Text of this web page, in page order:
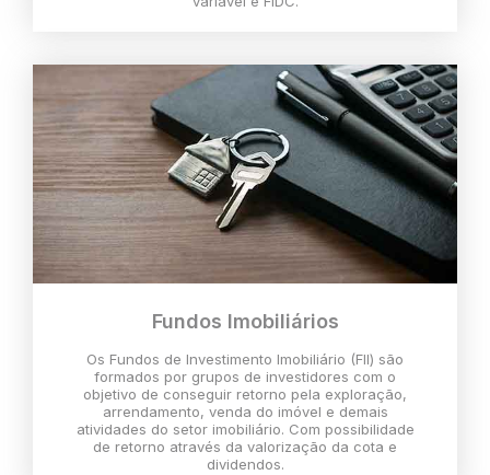
Fundos Imobiliários
Os Fundos de Investimento Imobiliário (FII) são
formados por grupos de investidores com o
objetivo de conseguir retorno pela exploração,
arrendamento, venda do imóvel e demais
atividades do setor imobiliário. Com possibilidade
de retorno através da valorização da cota e
dividendos.